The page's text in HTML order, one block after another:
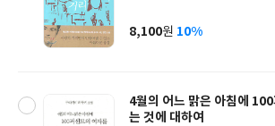
사
가
8,100원 10%
4월의 어느 맑은 아침에
는 것에 대하여